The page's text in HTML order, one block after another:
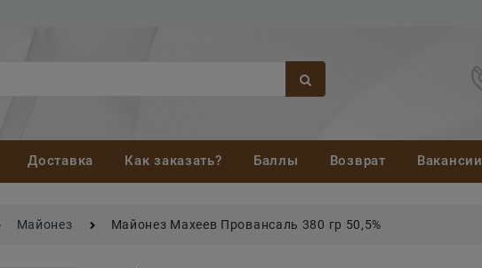
Доставка Как заказать? Баллы Возврат Вакансии
Майонез Майонез Махеев Провансаль 380 гр 50,5%